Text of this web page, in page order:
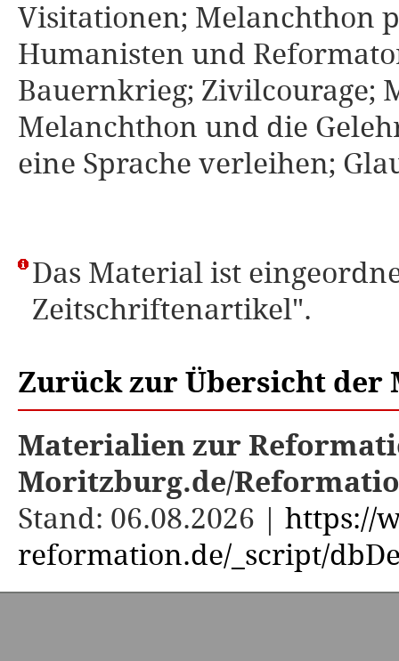
Visitationen; Melanchthon
Humanisten und
Bauernkrieg; Zivilcourage;
Melanchthon und die
eine Sprache verleihen;
Das Material ist
Zeitschriftenartikel".
Zurück zur Übersicht der
Materialien zur
Moritzburg.de/
Stand: 06.08.2026 | https://
reformation.de/_script/